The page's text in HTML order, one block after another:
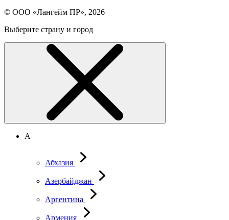
© ООО «Лангейм ПР», 2026
Выберите страну и город
А
Абхазия
Азербайджан
Аргентина
Армения